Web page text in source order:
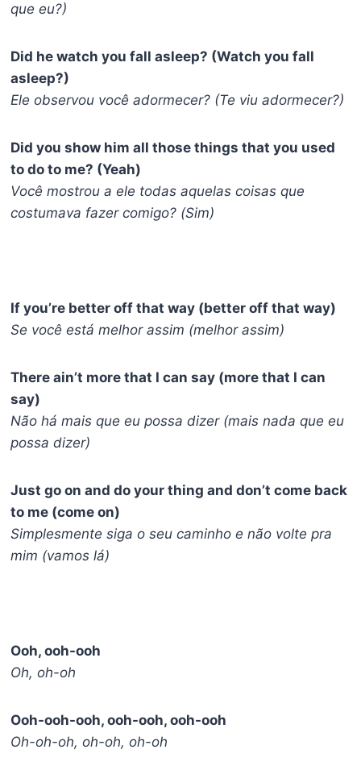
que eu?)
Did he watch you fall asleep? (Watch you fall
asleep?)
Ele observou você adormecer? (Te viu adormecer?)
Did you show him all those things that you used
to do to me? (Yeah)
Você mostrou a ele todas aquelas coisas que
costumava fazer comigo? (Sim)
If you’re better off that way (better off that way)
Se você está melhor assim (melhor assim)
There ain’t more that I can say (more that I can
say)
Não há mais que eu possa dizer (mais nada que eu
possa dizer)
Just go on and do your thing and don’t come back
to me (come on)
Simplesmente siga o seu caminho e não volte pra
mim (vamos lá)
Ooh, ooh-ooh
Oh, oh-oh
Ooh-ooh-ooh, ooh-ooh, ooh-ooh
Oh-oh-oh, oh-oh, oh-oh